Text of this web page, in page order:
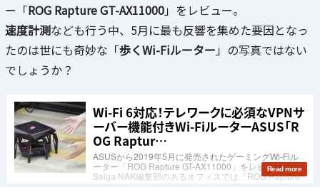
ー「ROG Rapture GT-AX11000」をレビュー。
速度計測なども行う中、5月に最も反響を集めた要因となっ
たのは世にも奇妙な「歩くWi-Fiルーター 」の写真ではない
でしょうか？